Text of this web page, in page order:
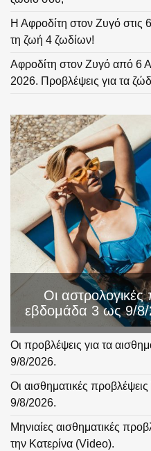
Η Αφροδίτη στον Ζυγό στις
τη ζωή 4 ζωδίων!
Αφροδίτη στον Ζυγό από 6
2026. Προβλέψεις για τα
Οι αστρολογικές
εβδομάδα 3 ως 9/
Οι προβλέψεις για τα
9/8/2026.
Οι αισθηματικές
9/8/2026.
Μηνιαίες αισθηματικές
την Κατερίνα (Video).